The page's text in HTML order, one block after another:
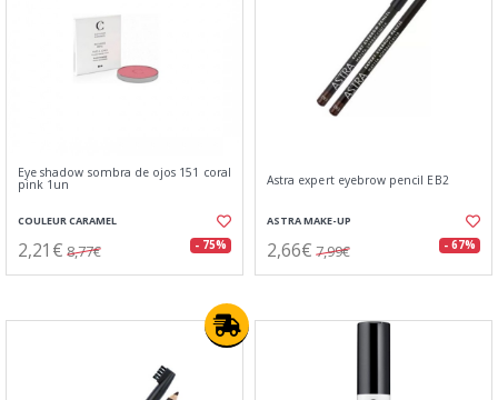
Eye shadow sombra de ojos 151 coral
pink 1un
COULEUR CARAMEL
2,21€ 8,77€ - 75%
Astra expert eyebrow pencil EB2
ASTRA MAKE-UP
2,66€ 7,99€ - 67%